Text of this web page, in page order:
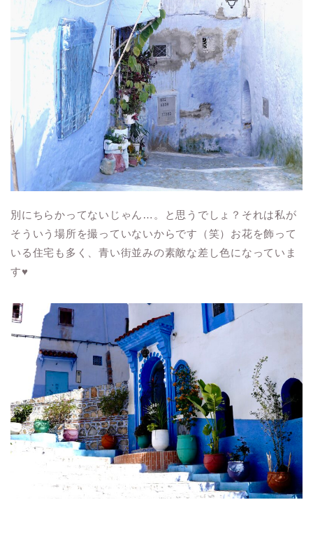
別にちらかってないじゃん…。と思うでしょ？それは私が
そういう場所を撮っていないからです（笑）お花を飾って
いる住宅も多く、青い街並みの素敵な差し色になっていま
す♥